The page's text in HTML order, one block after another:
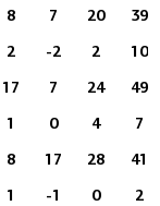
8 7 20 39
2 -2 2 10
17 7 24 49
1 0 4 7
8 17 28 41
1 -1 0 2